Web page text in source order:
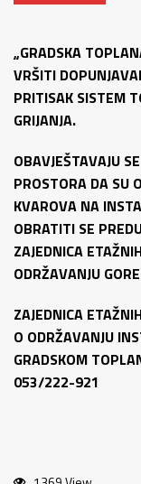
„GRADSKA
VRŠITI
PRITISAK SISTEM
GRIJANJA.
OBAVJEŠTAVAJU
PROSTORA DA SU
KVAROVA NA
OBRATITI SE
ZAJEDNICA
ODRŽAVANJU
ZAJEDNICA
O ODRŽAVANJU
GRADSKOM
053/222-921